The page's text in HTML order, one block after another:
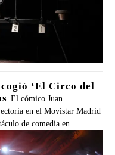
‘El Circo del
El cómico Juan
en el Movistar Madrid
de comedia en...